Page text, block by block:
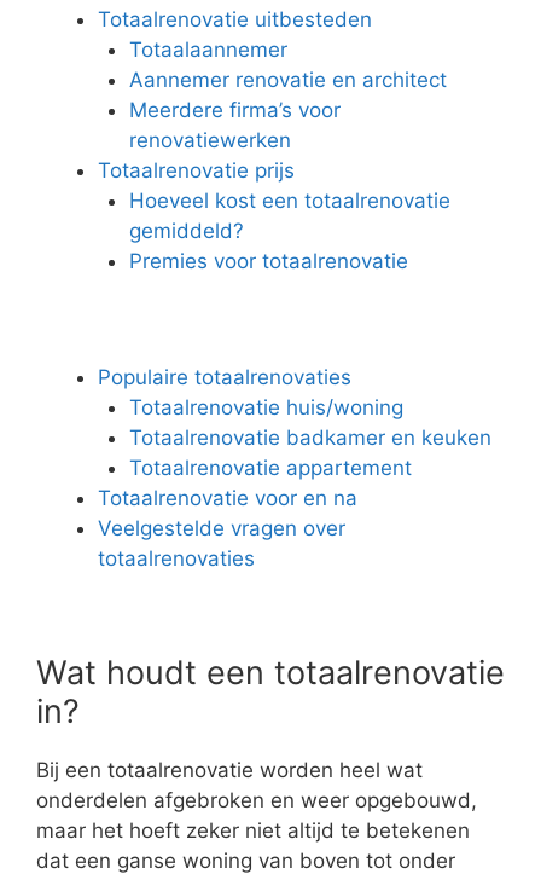
Totaalrenovatie uitbesteden
Totaalaannemer
Aannemer renovatie en architect
Meerdere firma’s voor
renovatiewerken
Totaalrenovatie prijs
Hoeveel kost een totaalrenovatie
gemiddeld?
Premies voor totaalrenovatie
Populaire totaalrenovaties
Totaalrenovatie huis/woning
Totaalrenovatie badkamer en keuken
Totaalrenovatie appartement
Totaalrenovatie voor en na
Veelgestelde vragen over
totaalrenovaties
Wat houdt een totaalrenovatie
in?
Bij een totaalrenovatie worden heel wat
onderdelen afgebroken en weer opgebouwd,
maar het hoeft zeker niet altijd te betekenen
dat een ganse woning van boven tot onder